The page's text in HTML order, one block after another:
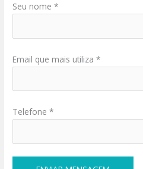
Seu nome *
Email que mais utiliza *
Telefone *